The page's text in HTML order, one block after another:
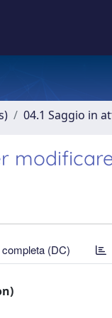
04.1 Saggio in
(DC)